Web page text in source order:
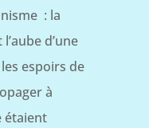
: la
d’une
espoirs de
à
étaient